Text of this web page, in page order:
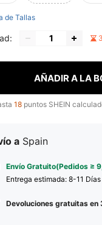
de Tallas
AÑADIR A LA
18 puntos SHEIN
a Spain
Envío Gratuito(Pedidos ≥
Entrega estimada: 8-11
Devoluciones gratuitas en